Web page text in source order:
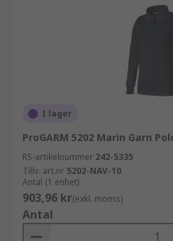
I lager
ProGARM 5202 Marin Garn
RS-artikelnummer 242-5335
Tillv. art.nr 5202-NAV-10
Antal (1 enhet)
903,96 kr(exkl. moms)
Antal